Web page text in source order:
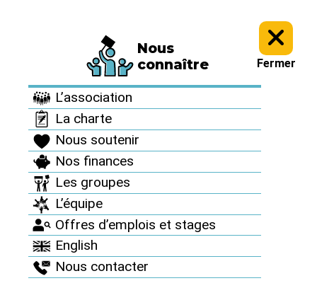
Nous
connaître
L’association
La charte
Nous soutenir
Nos finances
Les groupes
L’équipe
Offres d’emplois et stages
English
Nous contacter
Fermer
Le Réseau en action >
Campagnes et mobilisations nationales >
Archives campagnes >
Campagnes et mobilisations 2009 >
nuke the climate >
Archives campagnes